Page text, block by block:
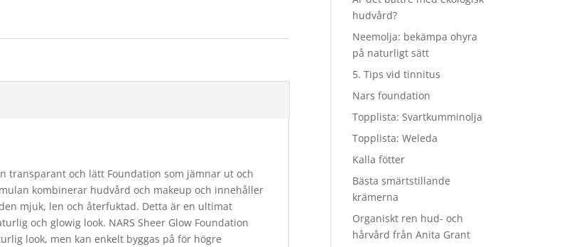
en transparant och lätt Foundation som jämnar ut och
kombinerar hudvård och makeup och innehåller
mjuk, len och återfuktad. Detta är en ultimat
och glowig look. NARS Sheer Glow Foundation
look, men kan enkelt byggas på för högre
hudvård?
Neemolja: bekämpa ohyra
på naturligt sätt
5. Tips vid tinnitus
Nars foundation
Topplista: Svartkumminolja
Topplista: Weleda
Kalla fötter
Bästa smärtstillande
krämerna
Organiskt ren hud- och
hårvård från Anita Grant